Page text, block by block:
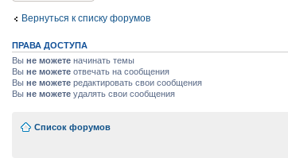
Вернуться к списку форумов
ПРАВА ДОСТУПА
Вы не можете начинать темы
Вы не можете отвечать на сообщения
Вы не можете редактировать свои сообщения
Вы не можете удалять свои сообщения
Список форумов